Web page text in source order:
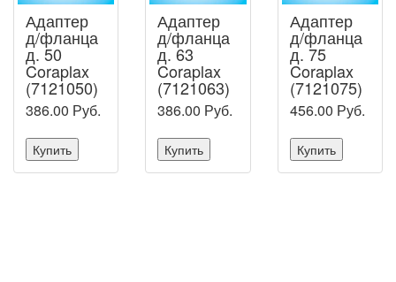
Адаптер
д/фланца
д. 50
Coraplax
(7121050)
386.00 Руб.
Купить
Адаптер
д/фланца
д. 63
Coraplax
(7121063)
386.00 Руб.
Купить
Адаптер
д/фланца
д. 75
Coraplax
(7121075)
456.00 Руб.
Купить